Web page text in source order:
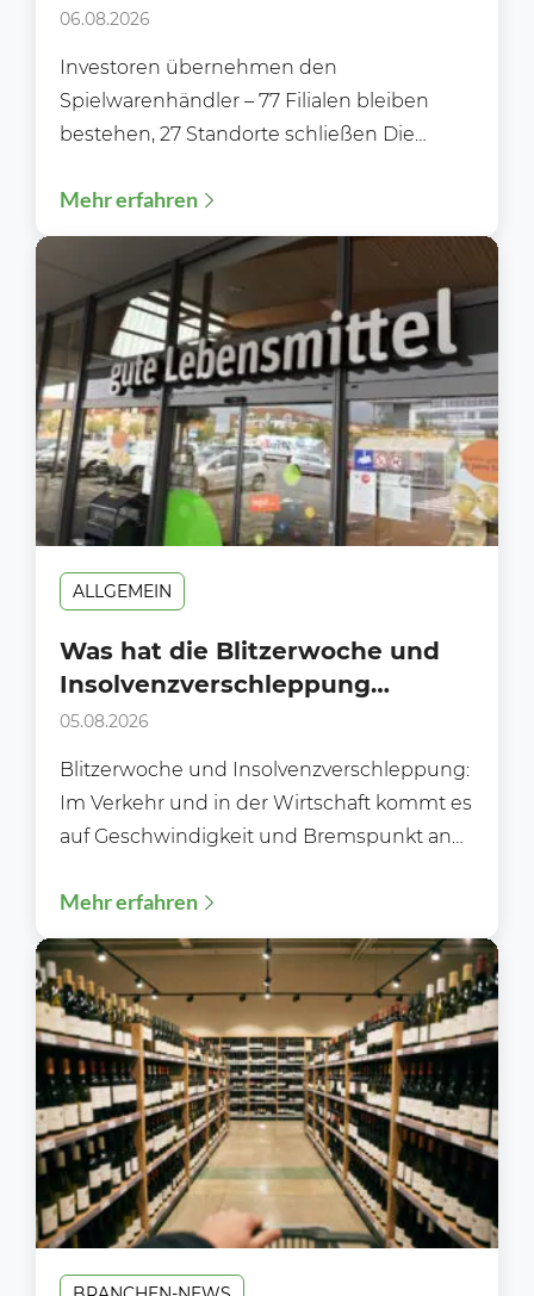
Handel bedeutet
06.08.2026
Investoren übernehmen den
Spielwarenhändler – 77 Filialen bleiben
bestehen, 27 Standorte schließen Die
Nachdem die Gläubiger...
Mehr erfahren
ALLGEMEIN
Was hat die Blitzerwoche und
Insolvenzverschleppung
gemeinsam?
05.08.2026
Blitzerwoche und Insolvenzverschleppung:
Im Verkehr und in der Wirtschaft kommt es
auf Geschwindigkeit und Bremspunkt an
Mehr erfahren